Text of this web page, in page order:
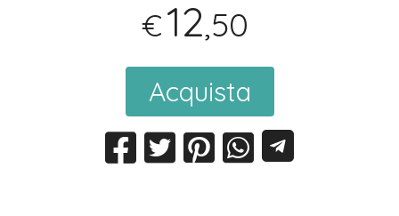
€12,50
Acquista